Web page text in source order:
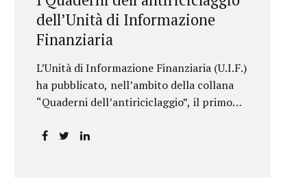
dell’Unità di Informazione
Finanziaria
L’Unità di Informazione Finanziaria (U.I.F.)
ha pubblicato, nell’ambito della collana
“Quaderni dell’antiriciclaggio”, il primo
Normativa, che illustra i principali